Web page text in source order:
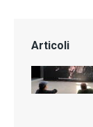
Articoli